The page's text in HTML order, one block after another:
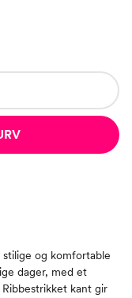
og komfortable
dager, med et
kant gir